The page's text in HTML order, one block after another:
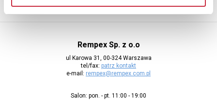
Rempex Sp. z o.o
ul Karowa 31, 00-324 Warszawa
tel/fax: patrz kontakt
e-mail: rempex@rempex.com.pl
Salon: pon. - pt. 11:00 - 19:00